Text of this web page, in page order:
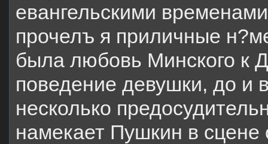
евангельскими
прочелъ я приличные
была любовь Минского к
поведение девушки, до и
несколько
намекает Пушкин в сцене